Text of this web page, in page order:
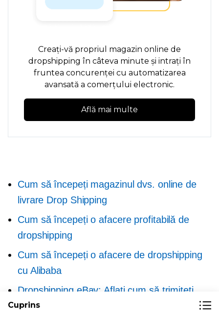
Creați-vă propriul magazin online de
dropshipping în câteva minute și intrați în
fruntea concurenței cu automatizarea
avansată a comerțului electronic.
Află mai multe
Cum să începeți magazinul dvs. online de
livrare Drop Shipping
Cum să începeți o afacere profitabilă de
dropshipping
Cum să începeți o afacere de dropshipping
cu Alibaba
Dropshipping eBay: Aflați cum să trimiteți
Dropship pe eBay astăzi
Cuprins